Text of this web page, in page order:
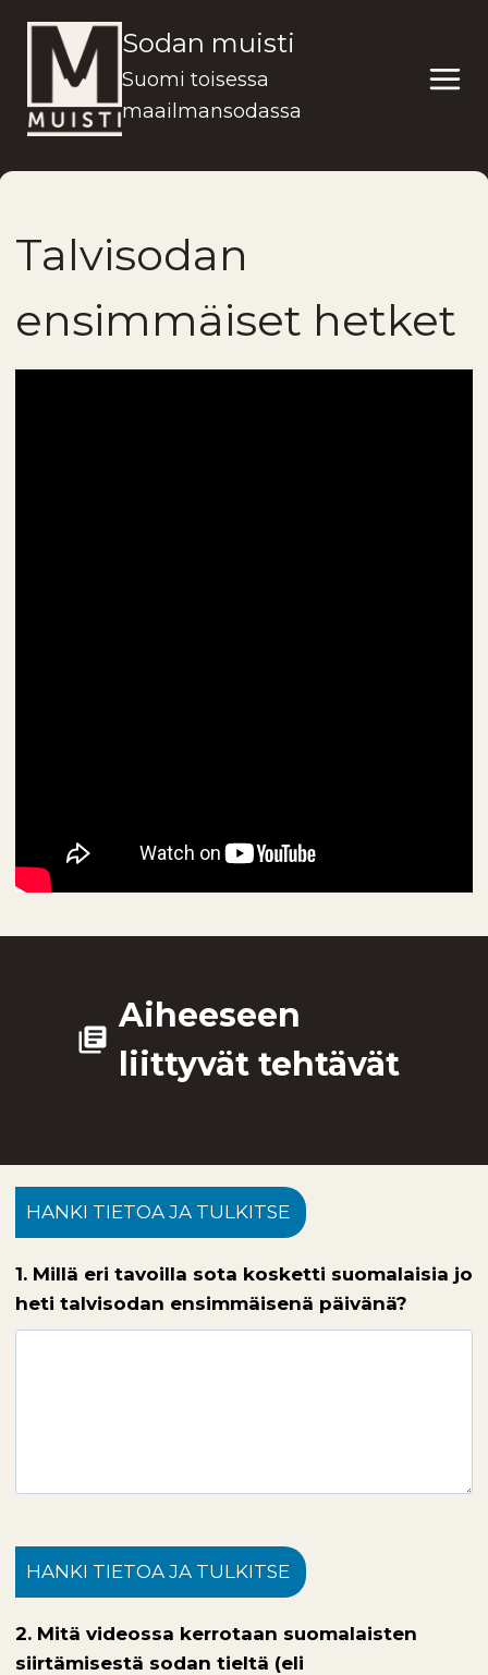
sisältöön
Sodan muisti
Suomi toisessa
maailmansodassa
Talvisodan
ensimmäiset hetket
library_books
Aiheeseen
liittyvät tehtävät
HANKI TIETOA JA TULKITSE
1. Millä eri tavoilla sota kosketti suomalaisia jo
heti talvisodan ensimmäisenä päivänä?
HANKI TIETOA JA TULKITSE
2. Mitä videossa kerrotaan suomalaisten
siirtämisestä sodan tieltä (eli